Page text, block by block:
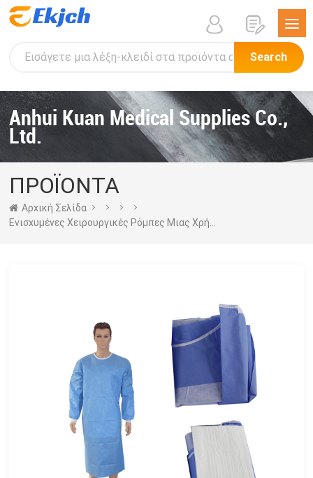
Search
Anhui Kuan Medical Supplies Co.,
Ltd.
ΠΡΟΪΟΝΤΑ
Αρχική Σελίδα